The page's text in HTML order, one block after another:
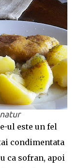
ul este un fel
condimentata
ca sofran, apoi